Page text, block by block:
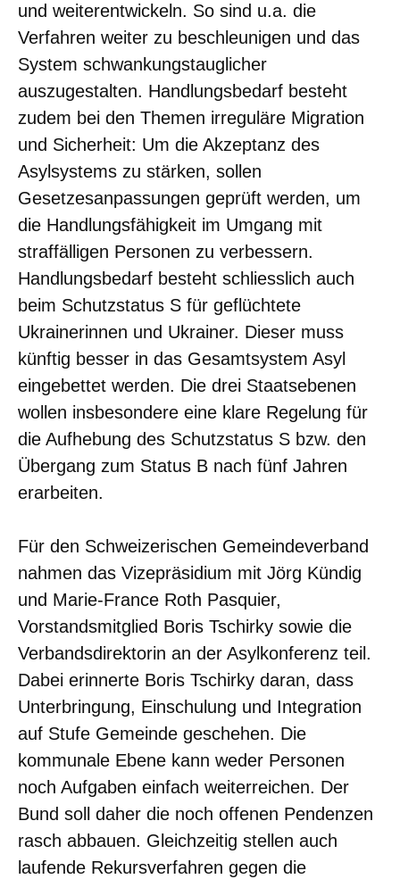
und weiterentwickeln. So sind u.a. die
Verfahren weiter zu beschleunigen und das
System schwankungstauglicher
auszugestalten. Handlungsbedarf besteht
zudem bei den Themen irreguläre Migration
und Sicherheit: Um die Akzeptanz des
Asylsystems zu stärken, sollen
Gesetzesanpassungen geprüft werden, um
die Handlungsfähigkeit im Umgang mit
straffälligen Personen zu verbessern.
Handlungsbedarf besteht schliesslich auch
beim Schutzstatus S für geflüchtete
Ukrainerinnen und Ukrainer. Dieser muss
künftig besser in das Gesamtsystem Asyl
eingebettet werden. Die drei Staatsebenen
wollen insbesondere eine klare Regelung für
die Aufhebung des Schutzstatus S bzw. den
Übergang zum Status B nach fünf Jahren
erarbeiten.
Für den Schweizerischen Gemeindeverband
nahmen das Vizepräsidium mit Jörg Kündig
und Marie-France Roth Pasquier,
Vorstandsmitglied Boris Tschirky sowie die
Verbandsdirektorin an der Asylkonferenz teil.
Dabei erinnerte Boris Tschirky daran, dass
Unterbringung, Einschulung und Integration
auf Stufe Gemeinde geschehen. Die
kommunale Ebene kann weder Personen
noch Aufgaben einfach weiterreichen. Der
Bund soll daher die noch offenen Pendenzen
rasch abbauen. Gleichzeitig stellen auch
laufende Rekursverfahren gegen die